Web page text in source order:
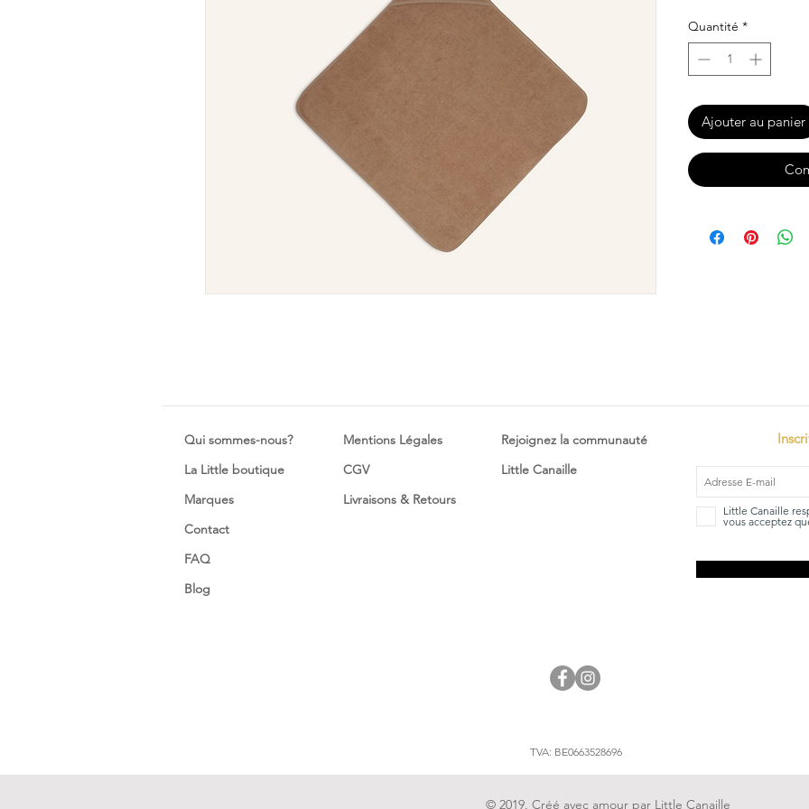
Quantité *
Ajouter au panier
Qui sommes-nous?
La Little boutique
Marques
Contact
FAQ
Blog
Mentions Légales
CGV
Livraisons & Retours
Rejoignez la communauté
Little Canaille
Little Canaille
vous acceptez
TVA: BE0663528696
© 2019. Créé avec amour par Little Canaille